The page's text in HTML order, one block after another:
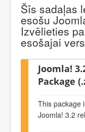
Šīs sadaļas
esošu
Izvēlieties
esošajai
Joomla!
Package
This package
Joomla! 3.2